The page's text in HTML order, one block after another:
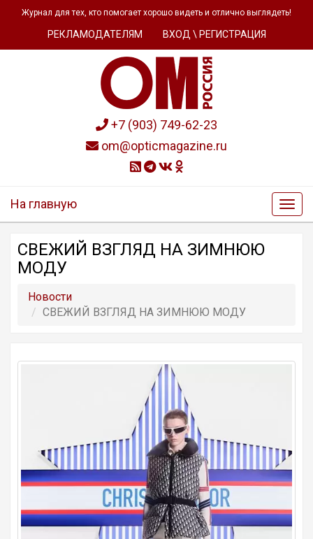
Журнал для тех, кто помогает хорошо видеть и отлично выглядеть!
РЕКЛАМОДАТЕЛЯМ ВХОД \ РЕГИСТРАЦИЯ
+7 (903) 749-62-23
om@opticmagazine.ru
На главную
СВЕЖИЙ ВЗГЛЯД НА ЗИМНЮЮ
МОДУ
Новости
СВЕЖИЙ ВЗГЛЯД НА ЗИМНЮЮ МОДУ